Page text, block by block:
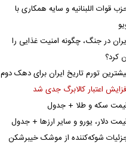
قوات اللبنانیه و سایه همکاری با
در جنگ، چگونه امنیت غذایی را
کرد؟
تورم تاریخ ایران برای دهک دوم
اعتبار کالابرگ جدی شد
سکه و طلا + جدول
دلار، یورو و سایر ارز‌ها + جدول
شوکه‌کننده از موشک خیبرشکن